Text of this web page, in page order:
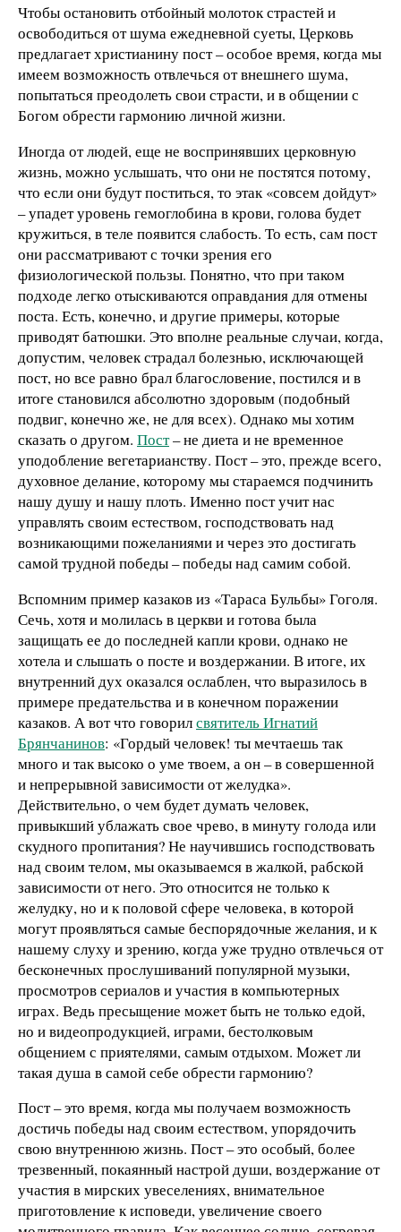
Чтобы остановить отбойный молоток страстей и
освободиться от шума ежедневной суеты, Церковь
предлагает христианину пост – особое время, когда мы
имеем возможность отвлечься от внешнего шума,
попытаться преодолеть свои страсти, и в общении с
Богом обрести гармонию личной жизни.
Иногда от людей, еще не воспринявших церковную
жизнь, можно услышать, что они не постятся потому,
что если они будут поститься, то этак «совсем дойдут»
– упадет уровень гемоглобина в крови, голова будет
кружиться, в теле появится слабость. То есть, сам пост
они рассматривают с точки зрения его
физиологической пользы. Понятно, что при таком
подходе легко отыскиваются оправдания для отмены
поста. Есть, конечно, и другие примеры, которые
приводят батюшки. Это вполне реальные случаи, когда,
допустим, человек страдал болезнью, исключающей
пост, но все равно брал благословение, постился и в
итоге становился абсолютно здоровым (подобный
подвиг, конечно же, не для всех). Однако мы хотим
сказать о другом. Пост– не диета и не временное
уподобление вегетарианству. Пост – это, прежде всего,
духовное делание, которому мы стараемся подчинить
нашу душу и нашу плоть. Именно пост учит нас
управлять своим естеством, господствовать над
возникающими пожеланиями и через это достигать
самой трудной победы – победы над самим собой.
Вспомним пример казаков из «Тараса Бульбы» Гоголя.
Сечь, хотя и молилась в церкви и готова была
защищать ее до последней капли крови, однако не
хотела и слышать о посте и воздержании. В итоге, их
внутренний дух оказался ослаблен, что выразилось в
примере предательства и в конечном поражении
казаков. А вот что говорилсвятитель Игнатий
Брянчанинов: «Гордый человек! ты мечтаешь так
много и так высоко о уме твоем, а он – в совершенной
и непрерывной зависимости от желудка».
Действительно, о чем будет думать человек,
привыкший ублажать свое чрево, в минуту голода или
скудного пропитания? Не научившись господствовать
над своим телом, мы оказываемся в жалкой, рабской
зависимости от него. Это относится не только к
желудку, но и к половой сфере человека, в которой
могут проявляться самые беспорядочные желания, и к
нашему слуху и зрению, когда уже трудно отвлечься от
бесконечных прослушиваний популярной музыки,
просмотров сериалов и участия в компьютерных
играх. Ведь пресыщение может быть не только едой,
но и видеопродукцией, играми, бестолковым
общением с приятелями, самым отдыхом. Может ли
такая душа в самой себе обрести гармонию?
Пост – это время, когда мы получаем возможность
достичь победы над своим естеством, упорядочить
свою внутреннюю жизнь. Пост – это особый, более
трезвенный, покаянный настрой души, воздержание от
участия в мирских увеселениях, внимательное
приготовление к исповеди, увеличение своего